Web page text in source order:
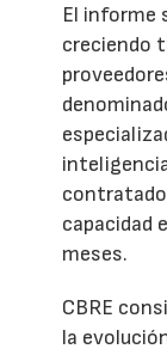
El informe
creciendo
contratado
capacidad
meses.
CBRE
la